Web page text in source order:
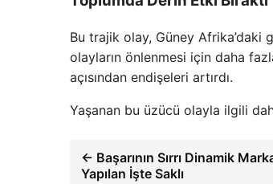
Bu trajik olay, Güney Afrika’daki
olayların önlenmesi için daha
açısından endişeleri artırdı.
Yaşanan bu üzücü olayla ilgili
← Başarının Sırrı Dinamik
Yapılan İşte Saklı